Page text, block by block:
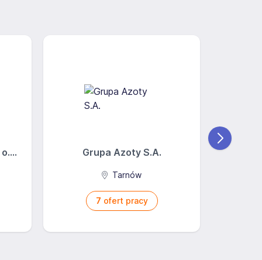
Grupa Azoty S.A.
Tarnów
7 ofert pracy